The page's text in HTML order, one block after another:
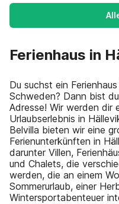
Ferienhaus in
Du suchst ein
Schweden? Dann bist
Adresse! Wir werden dir
Urlaubserlebnis in
Belvilla bieten wir eine
Ferienunterkünften in
darunter Villen,
und Chalets, die
werden, die an einem
Sommerurlaub, einer
Wintersportabenteuer